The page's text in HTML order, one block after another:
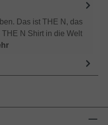
Das ist THE N, das
THE N Shirt in die Welt